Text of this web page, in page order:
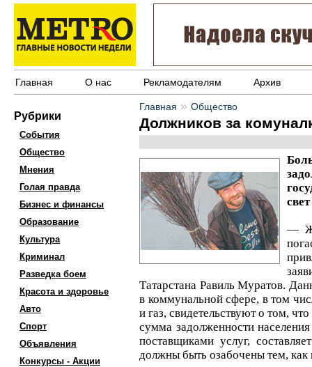
Главная О нас Рекламодателям Архив
Рубрики
События
Общество
Мнения
Голая правда
Бизнес и финансы
Образование
Культура
Криминал
Разведка боем
Красота и здоровье
Авто
Спорт
Объявления
Конкурсы - Акции
Главная » Общество
Должников за
—
Татарстана Равиль Муратов.
в коммунальной сфере, в том
и газ, свидетельствуют о том,
сумма задолженности
поставщиками услуг,
должны быть озабочены тем, как